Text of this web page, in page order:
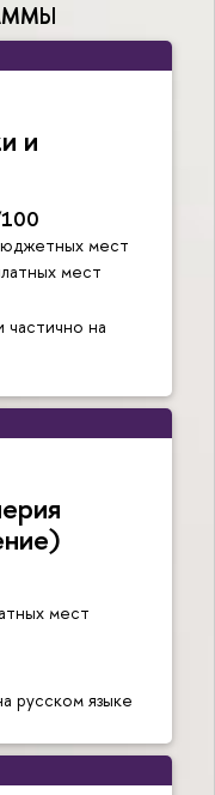
и
мест
мест
на
мест
русском языке